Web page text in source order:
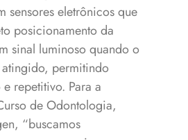
sensores eletrônicos que
posicionamento da
sinal luminoso quando o
permitindo
e repetitivo. Para a
de Odontologia,
“buscamos